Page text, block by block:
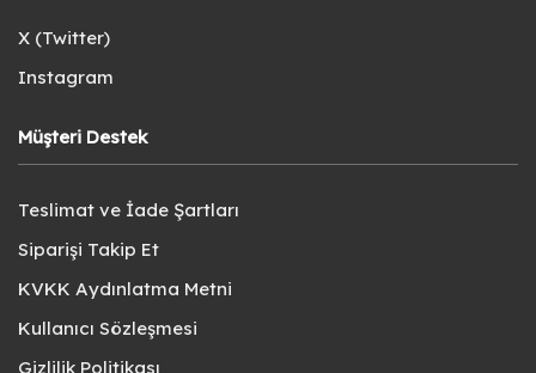
X (Twitter)
Instagram
Müşteri Destek
Teslimat ve İade Şartları
Siparişi Takip Et
KVKK Aydınlatma Metni
Kullanıcı Sözleşmesi
Gizlilik Politikası